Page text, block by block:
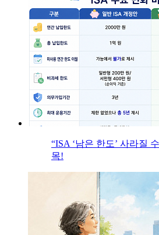
“ISA ‘남은 한도’ 사라질
목!